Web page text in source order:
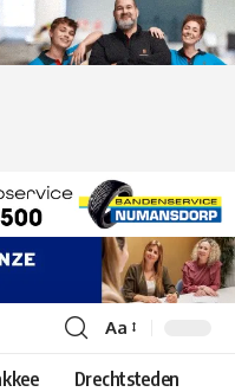
Lettergrootte
aanpassen
Aa
Drechtsteden